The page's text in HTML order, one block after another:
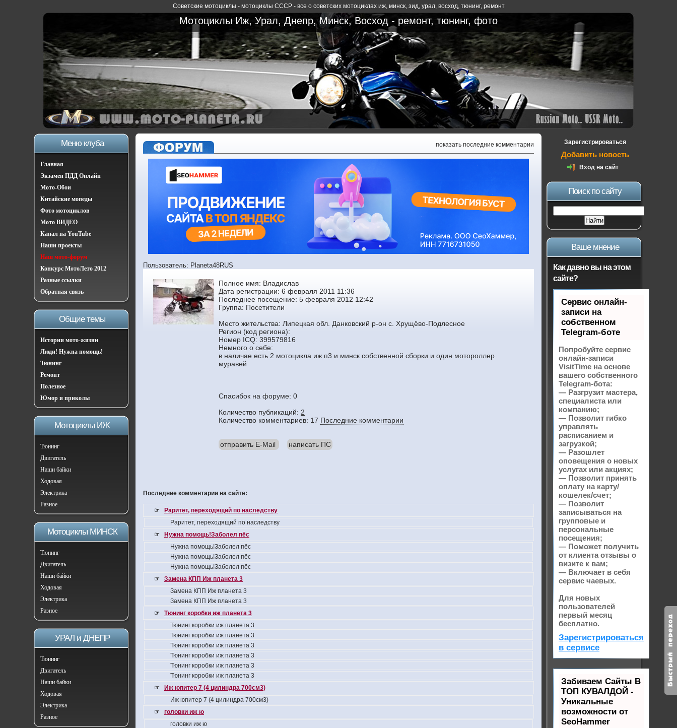
Советские мотоциклы - мотоциклы СССР - все о советских мотоциклах иж, минск, зид, урал, восход,тюнинг,ремонт
Мотоциклы Иж, Урал, Днепр, Минск, Восход - ремонт, тюнинг, фото
Меню клуба
Главная
Экзамен ПДД Онлайн
Мото-Обои
Китайские мопеды
Фото мотоциклов
Мото ВИДЕО
Канал на YouTube
Наши проекты
Наш мото-форум
Конкурс МотоЛето 2012
Разные ссылки
Обратная связь
Общие темы
Истории мото-жизни
Люди! Нужна помощь!
Тюнинг
Ремонт
Полезное
Юмор и приколы
Мотоциклы ИЖ
Тюнинг
Двигатель
Наши байки
Ходовая
Электрика
Разное
Мотоциклы МИНСК
Тюнинг
Двигатель
Наши байки
Ходовая
Электрика
Разное
УРАЛ и ДНЕПР
Тюнинг
Двигатель
Наши байки
Ходовая
Электрика
Разное
показать последние комментарии
Пользователь: Planeta48RUS
Полное имя: Владислав
Дата регистрации: 6 февраля 2011 11:36
Последнее посещение: 5 февраля 2012 12:42
Группа: Посетители
Место жительства: Липецкая обл. Данковский р-он с. Хрущёво-Подлесное
Регион (код региона):
Номер ICQ: 399579816
Немного о себе:
в наличае есть 2 мотоцикла иж п3 и минск собственной сборки и один мотороллер
муравей
Спасибок на форуме: 0
Количество публикаций: 2
Количество комментариев: 17 Последние комментарии
отправить E-Mail написать ПС
Последние комментарии на сайте:
☞
Раритет, переходящий по наследству
Раритет, переходящий по наследству
☞
Нужна помощь!Заболел пёс
Нужна помощь!Заболел пёс
Нужна помощь!Заболел пёс
Нужна помощь!Заболел пёс
☞
Замена КПП Иж планета 3
Замена КПП Иж планета 3
Замена КПП Иж планета 3
☞
Тюнинг коробки иж планета 3
Тюнинг коробки иж планета 3
Тюнинг коробки иж планета 3
Тюнинг коробки иж планета 3
Тюнинг коробки иж планета 3
Тюнинг коробки иж планета 3
Тюнинг коробки иж планета 3
☞
Иж юпитер 7 (4 цилиндра 700см3)
Иж юпитер 7 (4 цилиндра 700см3)
☞
головки иж ю
головки иж ю
Зарегистрироваться
Добавить новость
Вход на сайт
Поиск по сайту
Ваше мнение
Как давно вы на этом
сайте?
Сервис онлайн-
записи на
собственном
Telegram-боте
Попробуйте сервис
онлайн-записи
VisitTime на основе
вашего собственного
Telegram-бота:
— Разгрузит мастера,
специалиста или
компанию;
— Позволит гибко
управлять
расписанием и
загрузкой;
— Разошлет
оповещения о новых
услугах или акциях;
— Позволит принять
оплату на карту/
кошелек/счет;
— Позволит
записываться на
групповые и
персональные
посещения;
— Поможет получить
от клиента отзывы о
визите к вам;
— Включает в себя
сервис чаевых.
Для новых
пользователей
первый месяц
бесплатно.
Зарегистрироваться
в сервисе
Забиваем Сайты В
ТОП КУВАЛДОЙ -
Уникальные
возможности от
SeoHammer